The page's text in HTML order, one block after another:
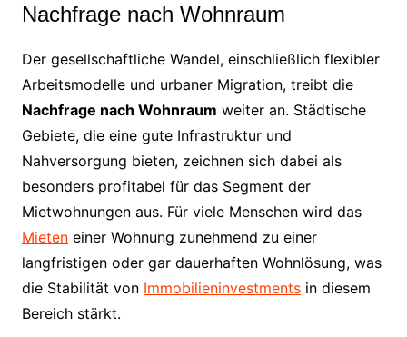
Nachfrage nach Wohnraum
Der gesellschaftliche Wandel, einschließlich flexibler
Arbeitsmodelle und urbaner Migration, treibt die
Nachfrage nach Wohnraum weiter an. Städtische
Gebiete, die eine gute Infrastruktur und
Nahversorgung bieten, zeichnen sich dabei als
besonders profitabel für das Segment der
Mietwohnungen aus. Für viele Menschen wird das
Mieteneiner Wohnung zunehmend zu einer
langfristigen oder gar dauerhaften Wohnlösung, was
die Stabilität von Immobilieninvestmentsin diesem
Bereich stärkt.